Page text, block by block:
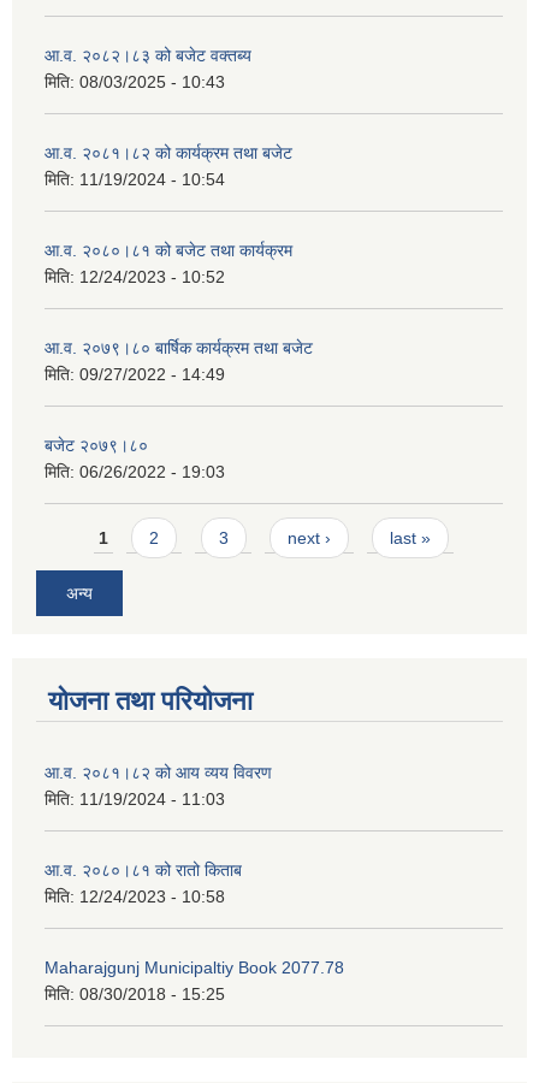
आ.व. २०८२।८३ को बजेट वक्तब्य
मिति: 08/03/2025 - 10:43
आ.व. २०८१।८२ को कार्यक्रम तथा बजेट
मिति: 11/19/2024 - 10:54
आ.व. २०८०।८१ को बजेट तथा कार्यक्रम
मिति: 12/24/2023 - 10:52
आ.व. २०७९।८० बार्षिक कार्यक्रम तथा बजेट
मिति: 09/27/2022 - 14:49
बजेट २०७९।८०
मिति: 06/26/2022 - 19:03
Pages
1 2 3 next › last »
अन्य
योजना तथा परियोजना
आ.व. २०८१।८२ को आय व्यय विवरण
मिति: 11/19/2024 - 11:03
आ.व. २०८०।८१ को रातो किताब
मिति: 12/24/2023 - 10:58
Maharajgunj Municipaltiy Book 2077.78
मिति: 08/30/2018 - 15:25